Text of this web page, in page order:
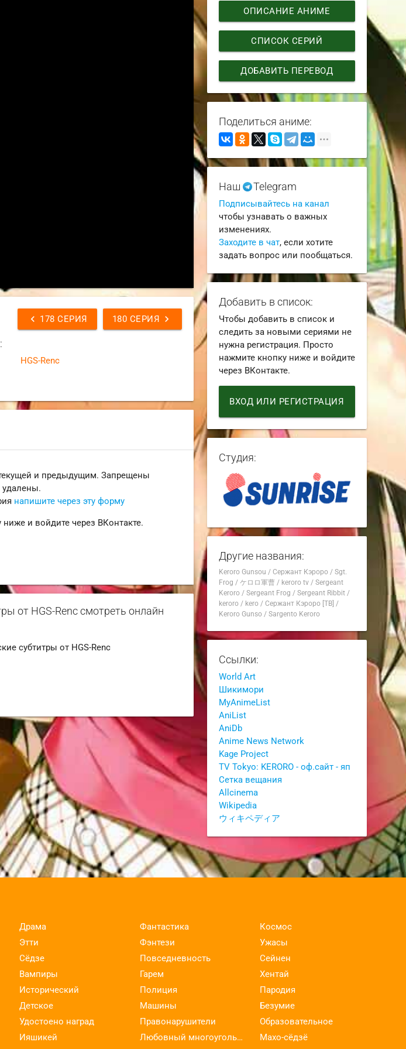
chevron_left 178 СЕРИЯ chevron_right
180 СЕРИЯ
HGS-Renc
и предыдущим. Запрещены
напишите через эту форму
и войдите через ВКонтакте.
от HGS-Renc смотреть онлайн
субтитры от HGS-Renc
ОПИСАНИЕ АНИМЕ
СПИСОК СЕРИЙ
ДОБАВИТЬ ПЕРЕВОД
Поделиться аниме:
Наш Telegram
Подписывайтесь на канал
чтобы узнавать о важных
изменениях.
Заходите в чат, если хотите
задать вопрос или пообщаться.
Добавить в список:
Чтобы добавить в список и
следить за новыми сериями не
нужна регистрация. Просто
нажмите кнопку ниже и войдите
через ВКонтакте.
ВХОД ИЛИ РЕГИСТРАЦИЯ
Студия:
Другие названия:
Keroro Gunsou / Сержант Кэроро/ Sgt.
Frog / ケロロ軍曹/ keroro tv/ Sergeant
Keroro/ Sergeant Frog / Sergeant Ribbit/
keroro/ kero/ Сержант Кэроро [ТВ] /
Keroro Gunso/ Sargento Keroro
Ссылки:
World Art
Шикимори
MyAnimeList
AniList
AniDb
Anime News Network
Kage Project
TV Tokyo: KERORO - оф.сайт - яп
Сетка вещания
Allcinema
Wikipedia
ウィキペディア
Драма Фантастика
Космос
Этти Фэнтези
Ужасы
Сёдзе Повседневность
Сейнен
Вампиры Гарем
Хентай
Исторический Полиция
Пародия
Детское Машины
Безумие
Удостоено наград Правонарушители
Образовательное
Ияшикей Любовный многоугольник
Махо-сёдзё